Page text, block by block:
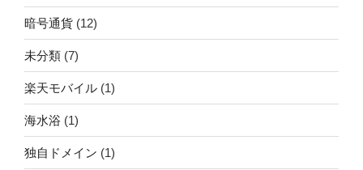
暗号通貨 (12)
未分類 (7)
楽天モバイル (1)
海水浴 (1)
独自ドメイン (1)